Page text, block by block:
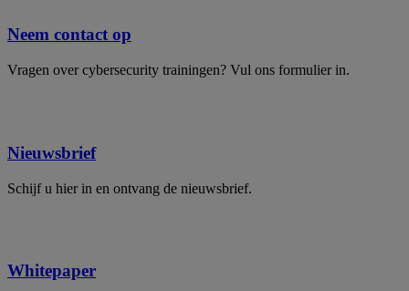
Neem contact op
Vragen over cybersecurity trainingen? Vul ons formulier in.
Nieuwsbrief
Schijf u hier in en ontvang de nieuwsbrief.
Whitepaper